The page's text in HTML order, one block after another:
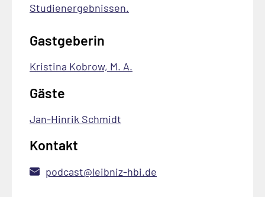
Studienergebnissen.
Gastgeberin
Kristina Kobrow, M. A.
Gäste
Jan-Hinrik Schmidt
Kontakt
podcast@leibniz-hbi.de